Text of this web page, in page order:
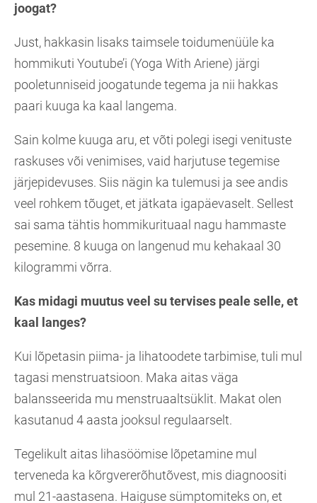
joogat?
Just, hakkasin lisaks taimsele toidumenüüle ka
hommikuti Youtube’i (Yoga With Ariene) järgi
pooletunniseid joogatunde tegema ja nii hakkas
paari kuuga ka kaal langema.
Sain kolme kuuga aru, et võti polegi isegi venituste
raskuses või venimises, vaid harjutuse tegemise
järjepidevuses. Siis nägin ka tulemusi ja see andis
veel rohkem tõuget, et jätkata igapäevaselt. Sellest
sai sama tähtis hommikurituaal nagu hammaste
pesemine. 8 kuuga on langenud mu kehakaal 30
kilogrammi võrra.
Kas midagi muutus veel su tervises peale selle, et
kaal langes?
Kui lõpetasin piima- ja lihatoodete tarbimise, tuli mul
tagasi menstruatsioon. Maka aitas väga
balansseerida mu menstruaaltsüklit. Makat olen
kasutanud 4 aasta jooksul regulaarselt.
Tegelikult aitas lihasöömise lõpetamine mul
terveneda ka kõrgvererõhutõvest, mis diagnoositi
mul 21-aastasena. Haiguse sümptomiteks on, et